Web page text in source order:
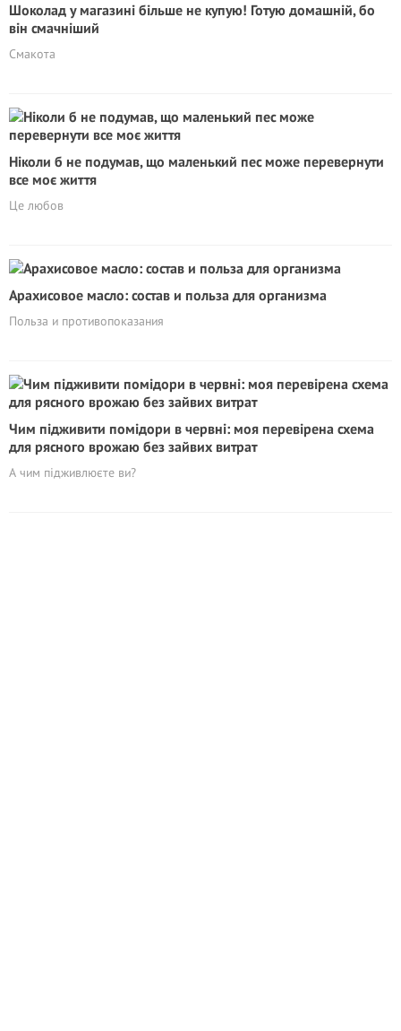
Шоколад у магазині більше не купую! Готую домашній, бо
він смачніший
Смакота
Ніколи б не подумав, що маленький пес може перевернути
все моє життя
Це любов
Арахисовое масло: состав и польза для организма
Польза и противопоказания
Чим підживити помідори в червні: моя перевірена схема
для рясного врожаю без зайвих витрат
А чим підживлюєте ви?